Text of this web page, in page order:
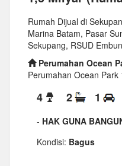
Rumah Dijual di
Marina Batam, Pasar
Sekupang, RSUD
Perumahan Ocean
Perumahan Ocean
4 2 1
- HAK GUNA
Kondisi: Bagus